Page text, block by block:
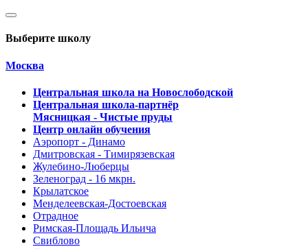
Выберите школу
Москва
Центральная школа на Новослободской
Центральная школа-партнёр
Мясницкая - Чистые пруды
Центр онлайн обучения
Аэропорт - Динамо
Дмитровская - Тимирязевская
Жулебино-Люберцы
Зеленоград - 16 мкрн.
Крылатское
Менделеевская-Достоевская
Отрадное
Римская-Площадь Ильича
Свиблово